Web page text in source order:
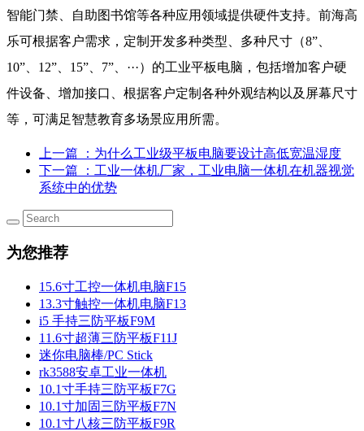
智能门禁、自助图书馆等各种应用领域提供硬件支持。前海高
乐可根据客户需求，定制开发多种类型、多种尺寸（8”、
10”、12”、15”、7”、···）的工业平板电脑，包括增加客户硬
件设备、增加接口、根据客户定制各种外观结构以及屏幕尺寸
等，可满足智慧教育多场景应用所需。
上一篇
：为什么工业级平板电脑要设计高低宽温湿度
下一篇
：工业一体机厂家，工业电脑一体机在机器视觉
系统中的优势
为您推荐
15.6寸工控一体机电脑F15
13.3寸触控一体机电脑F13
i5 手持三防平板F9M
11.6寸超薄三防平板F11J
迷你电脑棒/PC Stick
rk3588安卓工业一体机
10.1寸手持三防平板F7G
10.1寸加固三防平板F7N
10.1寸八核三防平板F9R